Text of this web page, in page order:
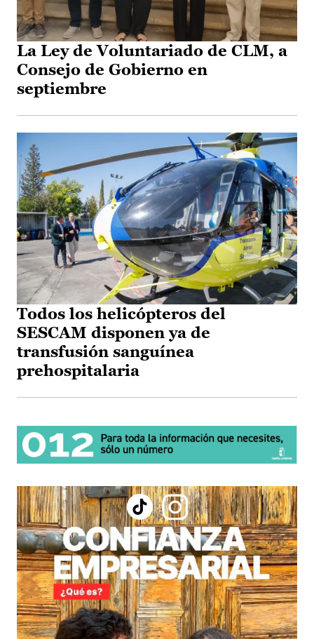
La Ley de Voluntariado de CLM, a
Consejo de Gobierno en
septiembre
Todos los helicópteros del
SESCAM disponen ya de
transfusión sanguínea
prehospitalaria